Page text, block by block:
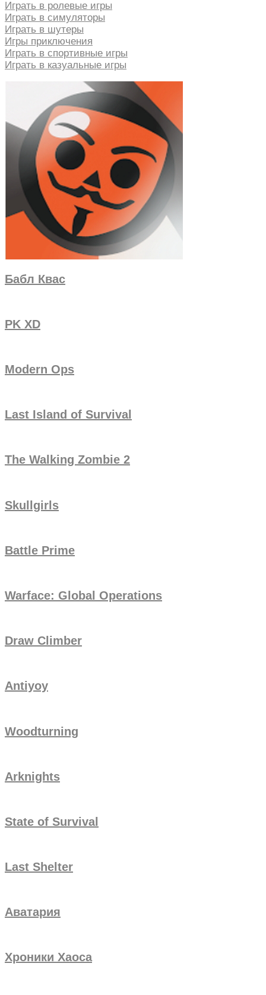
Играть в ролевые игры
Играть в симуляторы
Играть в шутеры
Игры приключения
Играть в спортивные игры
Играть в казуальные игры
Бабл Квас
PK XD
Modern Ops
Last Island of Survival
The Walking Zombie 2
Skullgirls
Battle Prime
Warface: Global Operations
Draw Climber
Antiyoy
Woodturning
Arknights
State of Survival
Last Shelter
Аватария
Хроники Хаоса